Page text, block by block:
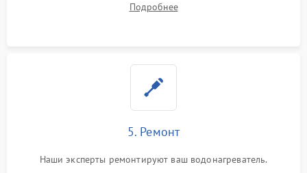
Подробнее
5. Ремонт
Наши эксперты ремонтируют ваш водонагреватель.